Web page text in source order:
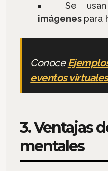
Se
imágenes para
Conoce
eventos
3. Ventajas
mentales